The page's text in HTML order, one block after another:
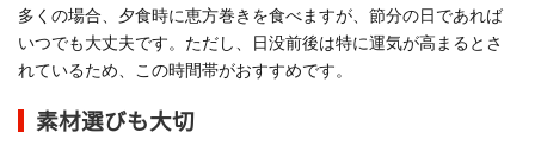
多くの場合、夕食時に恵方巻きを食べますが、節分の日であれば
いつでも大丈夫です。ただし、日没前後は特に運気が高まるとさ
れているため、この時間帯がおすすめです。
素材選びも大切